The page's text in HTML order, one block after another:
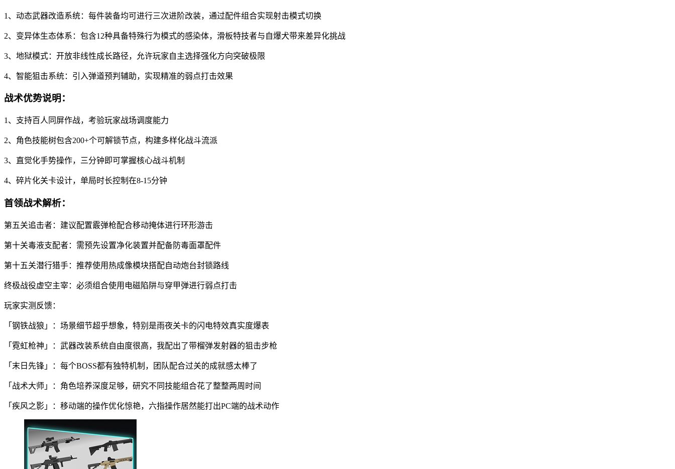
1、动态武器改造系统：每件装备均可进行三次进阶改装，通过配件组合实现射击模式切换
2、变异体生态体系：包含12种具备特殊行为模式的感染体，滑板特技者与自爆犬带来差异化挑战
3、地狱模式：开放非线性成长路径，允许玩家自主选择强化方向突破极限
4、智能狙击系统：引入弹道预判辅助，实现精准的弱点打击效果
战术优势说明：
1、支持百人同屏作战，考验玩家战场调度能力
2、角色技能树包含200+个可解锁节点，构建多样化战斗流派
3、直觉化手势操作，三分钟即可掌握核心战斗机制
4、碎片化关卡设计，单局时长控制在8-15分钟
首领战术解析：
第五关追击者：建议配置霰弹枪配合移动掩体进行环形游击
第十关毒液支配者：需预先设置净化装置并配备防毒面罩配件
第十五关潜行猎手：推荐使用热成像模块搭配自动炮台封锁路线
终极战役虚空主宰：必须组合使用电磁陷阱与穿甲弹进行弱点打击
玩家实测反馈：
「钢铁战狼」：场景细节超乎想象，特别是雨夜关卡的闪电特效真实度爆表
「霓虹枪神」：武器改装系统自由度很高，我配出了带榴弹发射器的狙击步枪
「末日先锋」：每个BOSS都有独特机制，团队配合过关的成就感太棒了
「战术大师」：角色培养深度足够，研究不同技能组合花了整整两周时间
「疾风之影」：移动端的操作优化惊艳，六指操作居然能打出PC端的战术动作